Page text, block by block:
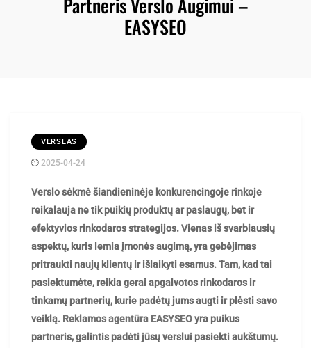
EASYSEO
VERSLAS
2025-04-24
by
Verslo sėkmė šiandieninėje konkurencingoje rinkoje
reikalauja ne tik puikių produktų ar paslaugų, bet ir
efektyvios rinkodaros strategijos. Vienas iš svarbiausių
aspektų, kuris lemia įmonės augimą, yra gebėjimas
pritraukti naujų klientų ir išlaikyti esamus. Tam, kad tai
pasiektumėte, reikia gerai apgalvotos rinkodaros ir
tinkamų partnerių, kurie padėtų jums augti ir plėsti savo
veiklą. Reklamos agentūra EASYSEOyra puikus
partneris, galintis padėti jūsų verslui pasiekti aukštumų.